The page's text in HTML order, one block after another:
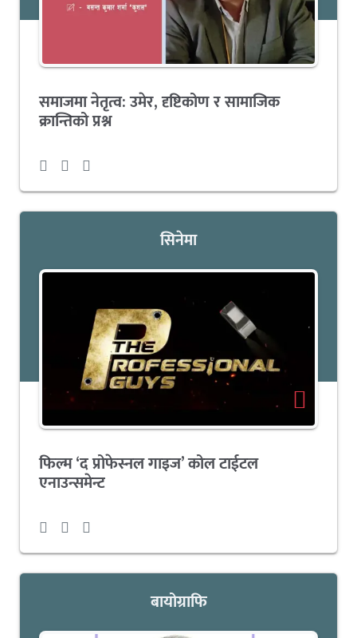
समाजमा नेतृत्व: उमेर, दृष्टिकोण र सामाजिक
क्रान्तिको प्रश्न
सिनेमा
फिल्म ‘द प्रोफेस्नल गाइज’ कोल टाईटल
एनाउन्समेन्ट
बायोग्राफि